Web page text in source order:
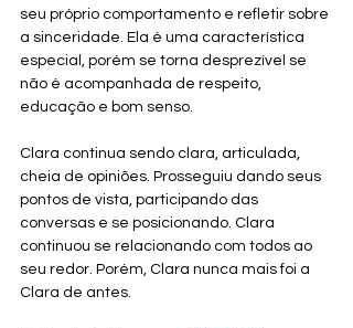
seu próprio comportamento e refletir sobre
a sinceridade. Ela é uma característica
especial, porém se torna desprezível se
não é acompanhada de respeito,
educação e bom senso.
Clara continua sendo clara, articulada,
cheia de opiniões. Prosseguiu dando seus
pontos de vista, participando das
conversas e se posicionando. Clara
continuou se relacionando com todos ao
seu redor. Porém, Clara nunca mais foi a
Clara de antes.